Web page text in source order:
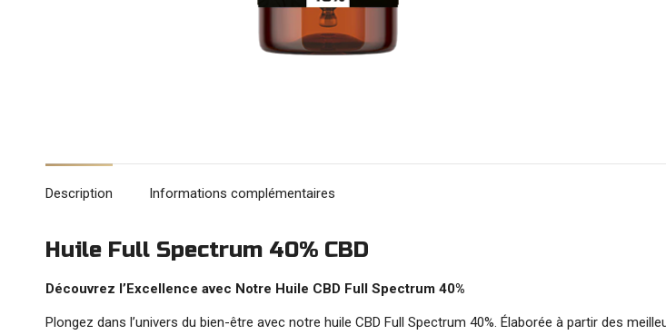
Description Informations complémentaires
Huile Full Spectrum 40% CBD
Découvrez l’Excellence avec Notre Huile CBD Full Spectrum 40%
Plongez dans l’univers du bien-être avec notre huile CBD Full Spectrum 40%. Élaborée à partir des